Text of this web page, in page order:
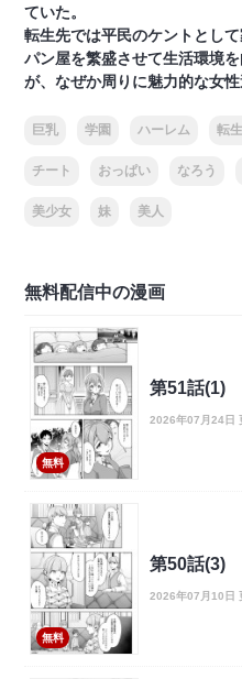
ていた。
転生先では平民のケントとし
パン屋を繁盛させて生活環境
が、なぜか周りに魅力的な女
巨乳 学園 ハーレム 転
チート おっぱい なろう
美少女 妹 美人
無料配信中の漫画
無料
第51話(1)
2026年07月24日
無料
第50話(3)
2026年07月10日